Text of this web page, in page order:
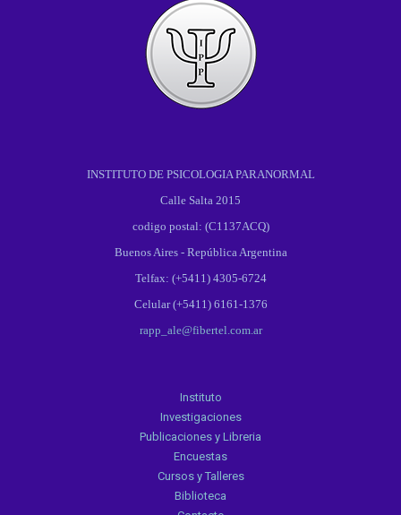
INSTITUTO DE PSICOLOGIA PARANORMAL
Calle Salta 2015
codigo postal: (C1137ACQ)
Buenos Aires - República Argentina
Telfax: (+5411) 4305-6724
Celular (+5411) 6161-1376
rapp_ale@fibertel.com.ar
Instituto
Investigaciones
Publicaciones y Libreria
Encuestas
Cursos y Talleres
Biblioteca